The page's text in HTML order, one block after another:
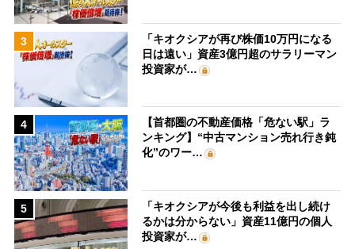
3
「キオクシアが再び株価10万円になる
日は遠い」資産3億円超のサラリーマン
投資家が…
4
【首都圏の不動産価格「危ない駅」ラ
ンキング】“中古マンション売れ行き鈍
化”のワー…
5
「キオクシアが今後も利益を出し続け
るかは分からない」資産11億円の個人
投資家が…